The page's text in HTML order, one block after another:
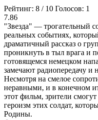
Рейтинг: 8 / 10 Голосов: 1
7.86
"Звезда" — трогательный
реальных событиях,
драматичный рассказ о
проникнуть в тыл врага и
готовящемся немецком
замечают радиопередачу и
Несмотря на смелое
неравными, и в конечном
этот фильм, зрители
героизм этих солдат,
Родины.